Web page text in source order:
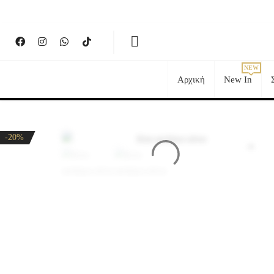
Αρχική New In
-20%